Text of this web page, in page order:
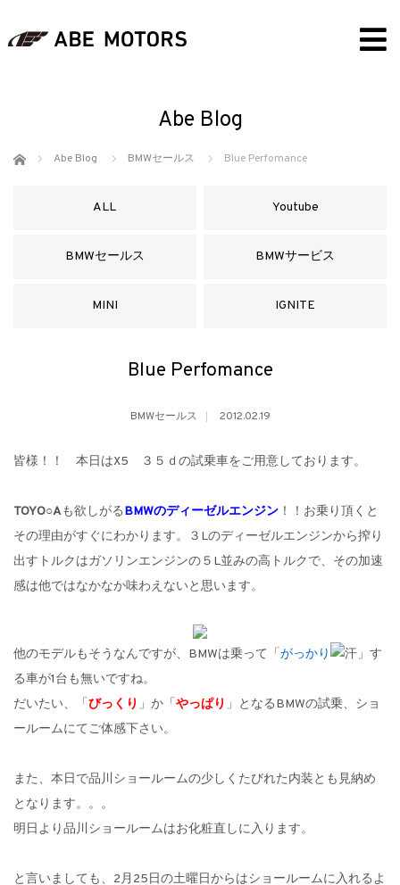
Abe Blog
ホーム Abe Blog BMWセールス Blue Perfomance
ALL Youtube
BMWセールス BMWサービス
MINI IGNITE
Blue Perfomance
BMWセールス 2012.02.19
皆様！！ 本日はX5 ３５ｄの試乗車をご用意しております。
TOYO○Aも欲しがるBMWのディーゼルエンジン ！！お乗り頂くと
その理由がすぐにわかります。３Lのディーゼルエンジンから搾り
出すトルクはガソリンエンジンの５L並みの高トルクで、その加速
感は他ではなかなか味わえないと思います。
他のモデルもそうなんですが、BMWは乗って「 がっかり
」す
る車が1台も無いですね。
だいたい、「 びっくり 」か「 やっぱり 」となるBMWの試乗、ショ
ールームにてご体感下さい。
また、本日で品川ショールームの少しくたびれた内装とも見納め
となります。。。
明日より品川ショールームはお化粧直しに入ります。
と言いましても、2月25日の土曜日からはショールームに入れるよ